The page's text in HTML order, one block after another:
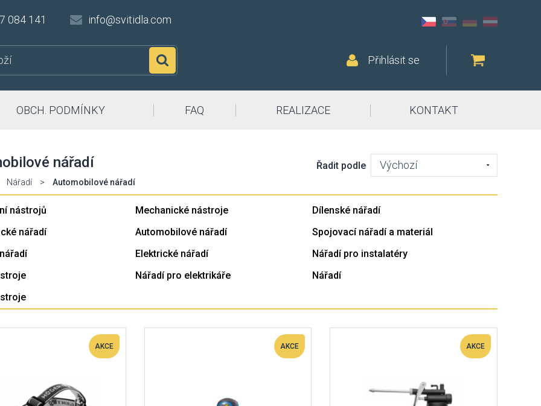
084 141 info@svitidla.com
Přihlásit se
OBCH. PODMÍNKY FAQ REALIZACE KONTAKT
nářadí
Nářadí > Automobilové nářadí
Řadit podle Výchozí
nástrojů Mechanické nástroje
Dílenské nářadí
nářadí
Automobilové nářadí
Spojovací nářadí a materiál
Elektrické nářadí
Nářadí pro instalatéry
Nářadí pro elektrikáře
Nářadí
AKCE AKCE AKCE